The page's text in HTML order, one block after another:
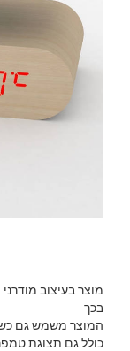
מוצר בעיצוב
בכך
המוצר משמש גם
כולל גם תצוגת